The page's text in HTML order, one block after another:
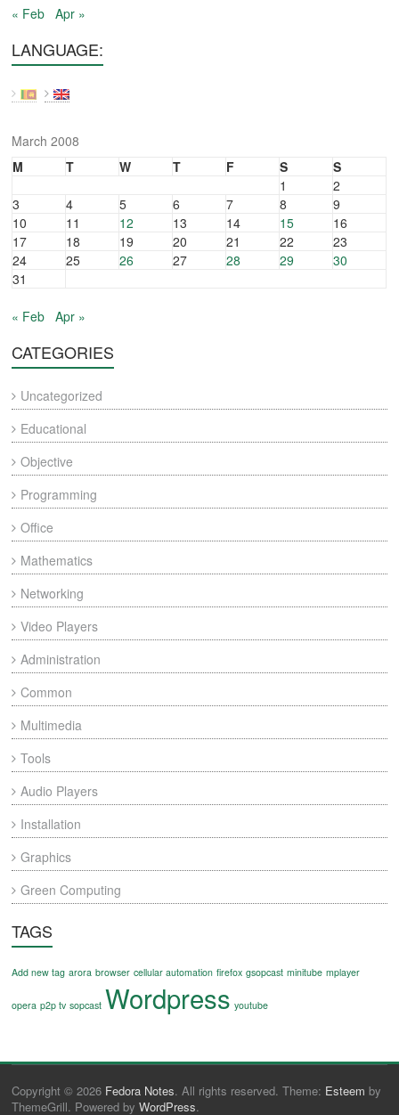
« Feb Apr »
LANGUAGE:
March 2008
M
T W T F S
S
1
2
3
4 5 6 7 8
9
10
11 12 13 14 15
16
17
18 19 20 21 22
23
24
25 26 27 28 29
30
31
« Feb Apr »
CATEGORIES
Uncategorized
Educational
Objective
Programming
Office
Mathematics
Networking
Video Players
Administration
Common
Multimedia
Tools
Audio Players
Installation
Graphics
Green Computing
TAGS
Add new tag arora browser cellular automation firefox gsopcast minitube mplayer
opera p2p tv sopcast Wordpress youtube
Copyright © 2026 Fedora Notes. All rights reserved. Theme: Esteem by
ThemeGrill. Powered byWordPress.